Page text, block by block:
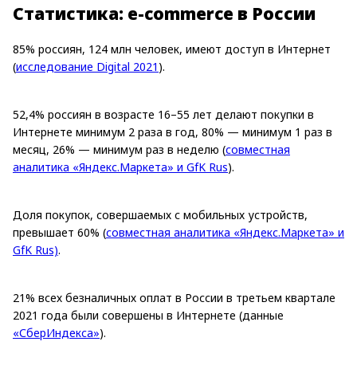
Статистика: e-commerce в России
85% россиян, 124 млн человек, имеют доступ в Интернет
(исследование Digital 2021 ).
52,4% россиян в возрасте 16–55 лет делают покупки в
Интернете минимум 2 раза в год, 80% — минимум 1 раз в
месяц, 26% — минимум раз в неделю (совместная
аналитика «Яндекс.Маркета» и GfK Rus).
Доля покупок, совершаемых с мобильных устройств,
превышает 60% (совместная аналитика «Яндекс.Маркета» и
GfK Rus).
21% всех безналичных оплат в России в третьем квартале
2021 года были совершены в Интернете (данные
«СберИндекса»).